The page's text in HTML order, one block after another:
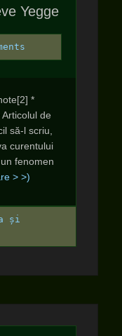
Yegge
*
de
să-l scriu,
curentului
fenomen
> >)
și